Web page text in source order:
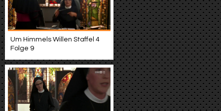
Um Himmels Willen Staffel 4
Folge 9